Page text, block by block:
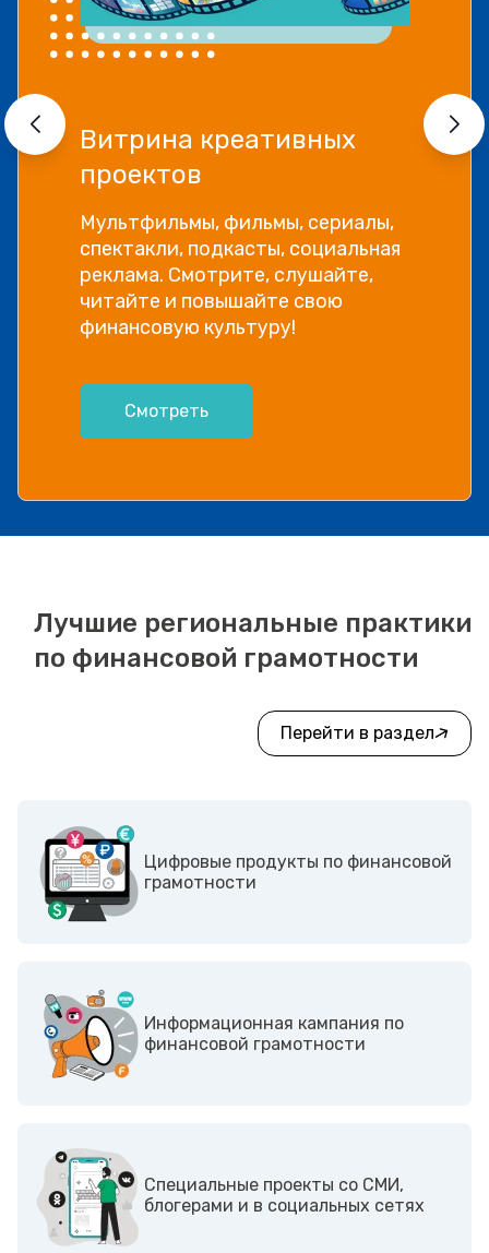
Витрина креативных
проектов
Мультфильмы, фильмы, сериалы,
спектакли, подкасты, социальная
реклама. Смотрите, слушайте,
читайте и повышайте свою
финансовую культуру!
Смотреть
Лучшие региональные практики
по финансовой грамотности
Перейти в раздел
Цифровые продукты по финансовой
грамотности
Информационная кампания по
финансовой грамотности
Cпециальные проекты со СМИ,
блогерами и в социальных сетях